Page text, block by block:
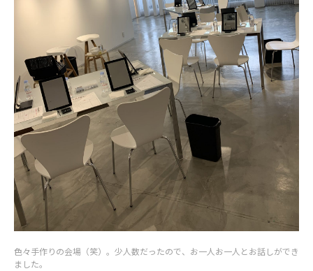
色々手作りの会場（笑）。少人数だったので、お一人お一人とお話しができ
ました。